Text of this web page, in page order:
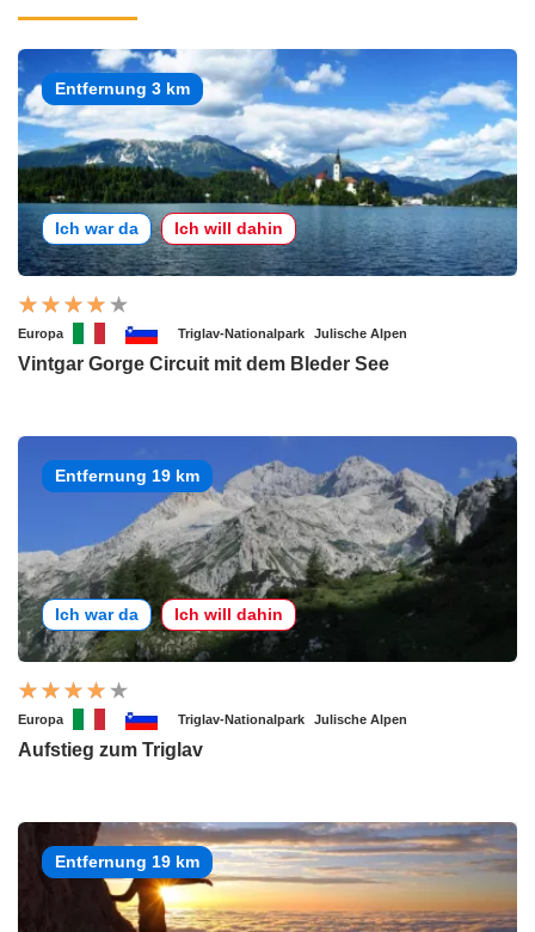
Entfernung 3 km
Ich war da Ich will dahin
Europa Triglav-Nationalpark Julische Alpen
Vintgar Gorge Circuit mit dem Bleder See
Entfernung 19 km
Ich war da Ich will dahin
Europa Triglav-Nationalpark Julische Alpen
Aufstieg zum Triglav
Entfernung 19 km